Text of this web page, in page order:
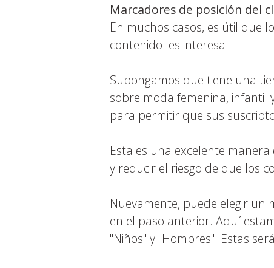
Marcadores de posición del
En muchos casos, es útil que
contenido les interesa.
Supongamos que tiene una
sobre moda femenina, infantil
para permitir que sus
Esta es una excelente
y reducir el riesgo de que los
Nuevamente, puede elegir un
en el paso anterior. Aquí
"Niños" y "Hombres". Estas